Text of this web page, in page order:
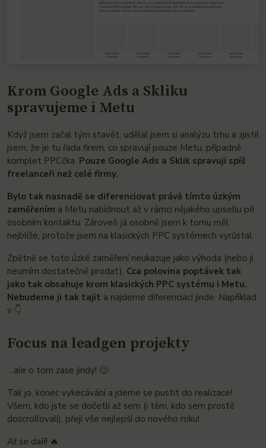
Krom Google Ads a Skliku
spravujeme i Metu
Když jsem začal tým stavět, udělal jsem si analýzu trhu a zjistil
jsem, že je tu řada firem, co spravují pouze Metu, případně
komplet PPCčka. Pouze Google Ads a Sklik spravují spíš
freelanceři než celé firmy.
Bylo tak nasnadě se diferenciovat právě tímto úzkým
zaměřením a Metu nabídnout až v rámci nějakého upsellu při
osobním kontaktu. Zároveň já osobně jsem k tomu měl
nejblíže, protože jsem na klasických PPC systémech vyrůstal.
Zpětně se toto úzké zaměření neukazuje jako výhoda (nebo ji
neumím dostatečně prodat). Cca polovina poptávek tak
jako tak obsahuje krom klasických PPC systému i Metu.
Nebudeme ji tak tajit a najdeme diferenciaci jinde. Například
v 👇
Focus na leadgen projekty
…ale o tom zase jindy! 🙂
Tak jo, konec vykecávání a jdeme se pustit do realizace!
Všem, kdo jste se dočetli až sem (i těm, kdo sem prostě
doscrollovali), přeji vše nejlepší do nového roku!
Ať se daří! 🔥